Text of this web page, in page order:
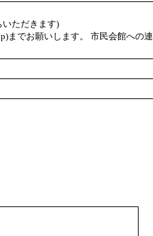
ただきます)
までお願いします。 市民会館への連